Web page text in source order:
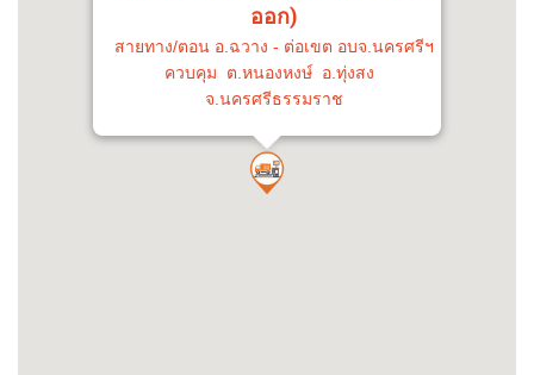
ออก)
สายทาง/ตอน อ.ฉวาง - ต่อเขต อบจ.นครศรีฯ
ควบคุม ต.หนองหงษ์ อ.ทุ่งสง
จ.นครศรีธรรมราช